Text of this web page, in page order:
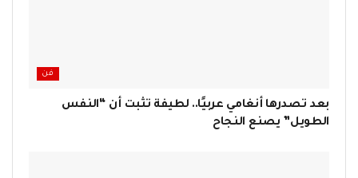
فن
بعد تصدرها أنغامي عربيًا.. لطيفة تثبت أن “النفس
الطويل” يصنع النجاح